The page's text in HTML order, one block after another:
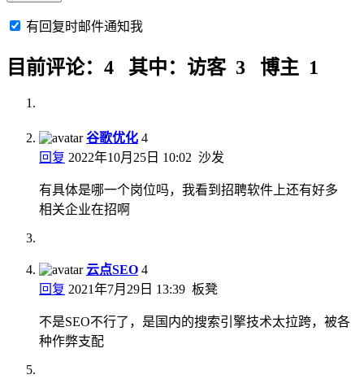
有回复时邮件通知我
目前评论：4 其中：访客 3 博主 1
谷歌优化 4
回复 2022年10月25日 10:02 沙发
有具体是哪一个岗位吗，我看到招聘软件上还有好多
相关企业在招啊
云点SEO 4
回复 2021年7月29日 13:39 板凳
不是SEO不行了，是国内的搜索引擎技术太拉跨，被各
种作弊支配